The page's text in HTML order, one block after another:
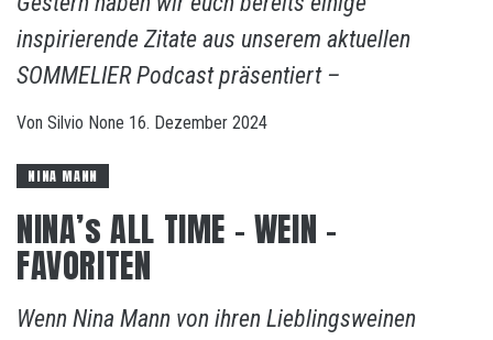
inspirierende Zitate aus unserem aktuellen
SOMMELIER Podcast präsentiert –
Von Silvio None 16. Dezember 2024
NINA MANN
NINA’s ALL TIME – WEIN –
FAVORITEN
Wenn Nina Mann von ihren Lieblingsweinen